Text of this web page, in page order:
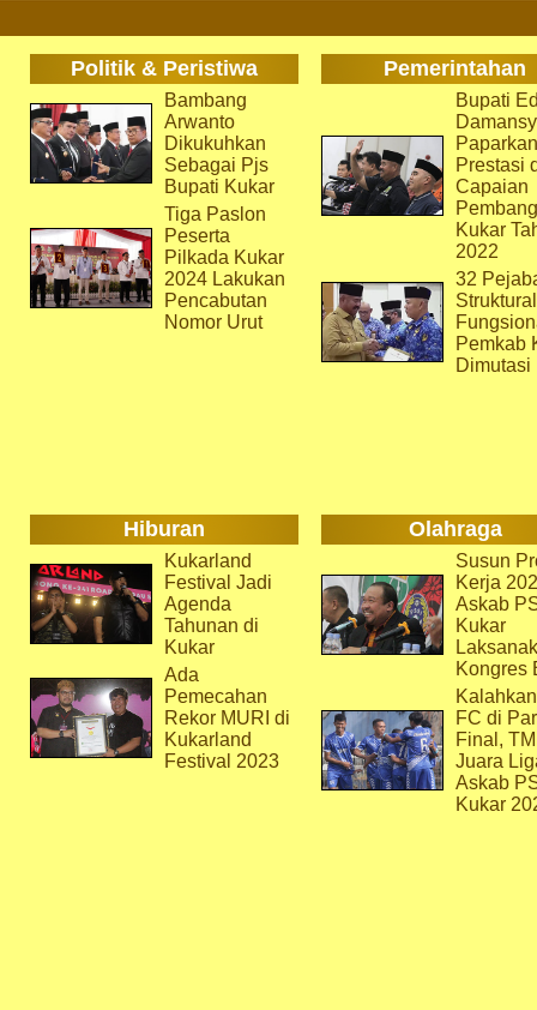
Politik & Peristiwa Pemerintahan
Bambang
Arwanto
Dikukuhkan
Sebagai Pjs
Bupati Kukar
Tiga Paslon
Peserta
Pilkada Kukar
2024 Lakukan
Pencabutan
Nomor Urut
Bupati
Paparkan
Prestasi
Capaian
Kukar
2022
32
Pemkab
Dimutasi
Hiburan Olahraga
Kukarland
Festival Jadi
Agenda
Tahunan di
Kukar
Ada
Pemecahan
Rekor MURI di
Kukarland
Festival 2023
Susun
Kerja
Askab
Kukar
Kongres
FC di
Final,
Juara
Askab
Kukar